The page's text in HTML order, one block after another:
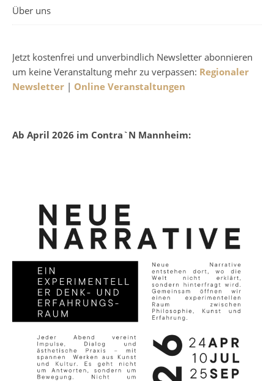
Über uns
Jetzt kostenfrei und unverbindlich Newsletter abonnieren
um keine Veranstaltung mehr zu verpassen: Regionaler
Newsletter | Online Veranstaltungen
Ab April 2026 im Contra`N Mannheim: